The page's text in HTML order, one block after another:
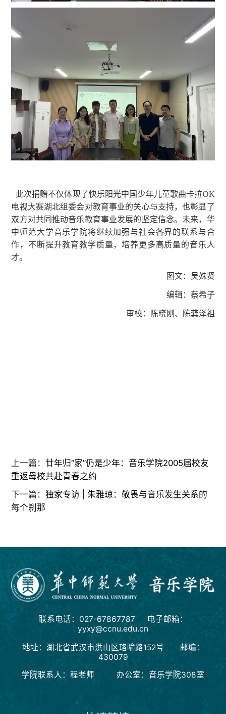
此次捐赠不仅体现了快乐阳光中国少年儿童歌曲卡拉OK
电视大赛湖北组委会对教育事业的关心与支持，也彰显了
双方对共同推动音乐教育事业发展的坚定信念。未来，华
中师范大学音乐学院将继续加强与社会各界的联系与合
作，不断提升教育教学质量，培养更多高质量的音乐人
才。
图文：吴姝贤
编辑：蔡希子
审校：陈晓刚、陈龚泽祖
上一篇：廿年归“家”仍是少年：音乐学院2005届校友
重返母校共赴青春之约
下一篇：独家专访 | 朱雅琼：敬畏与音乐发生关系的
每个刹那
联系电话：027-67867787 电子邮箱：
yyxy@ccnu.edu.cn
地址：湖北省武汉市洪山区珞喻路152号 邮编：
430079
学院联系人：程老师 办公室：音乐学院308室